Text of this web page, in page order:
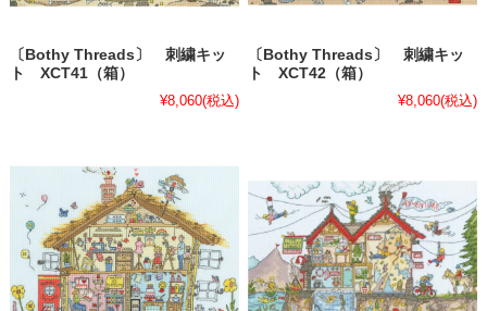
〔Bothy Threads〕 刺繍キッ
ト XCT41（箱）
¥8,060(税込)
〔Bothy Threads〕 刺繍キッ
ト XCT42（箱）
¥8,060(税込)